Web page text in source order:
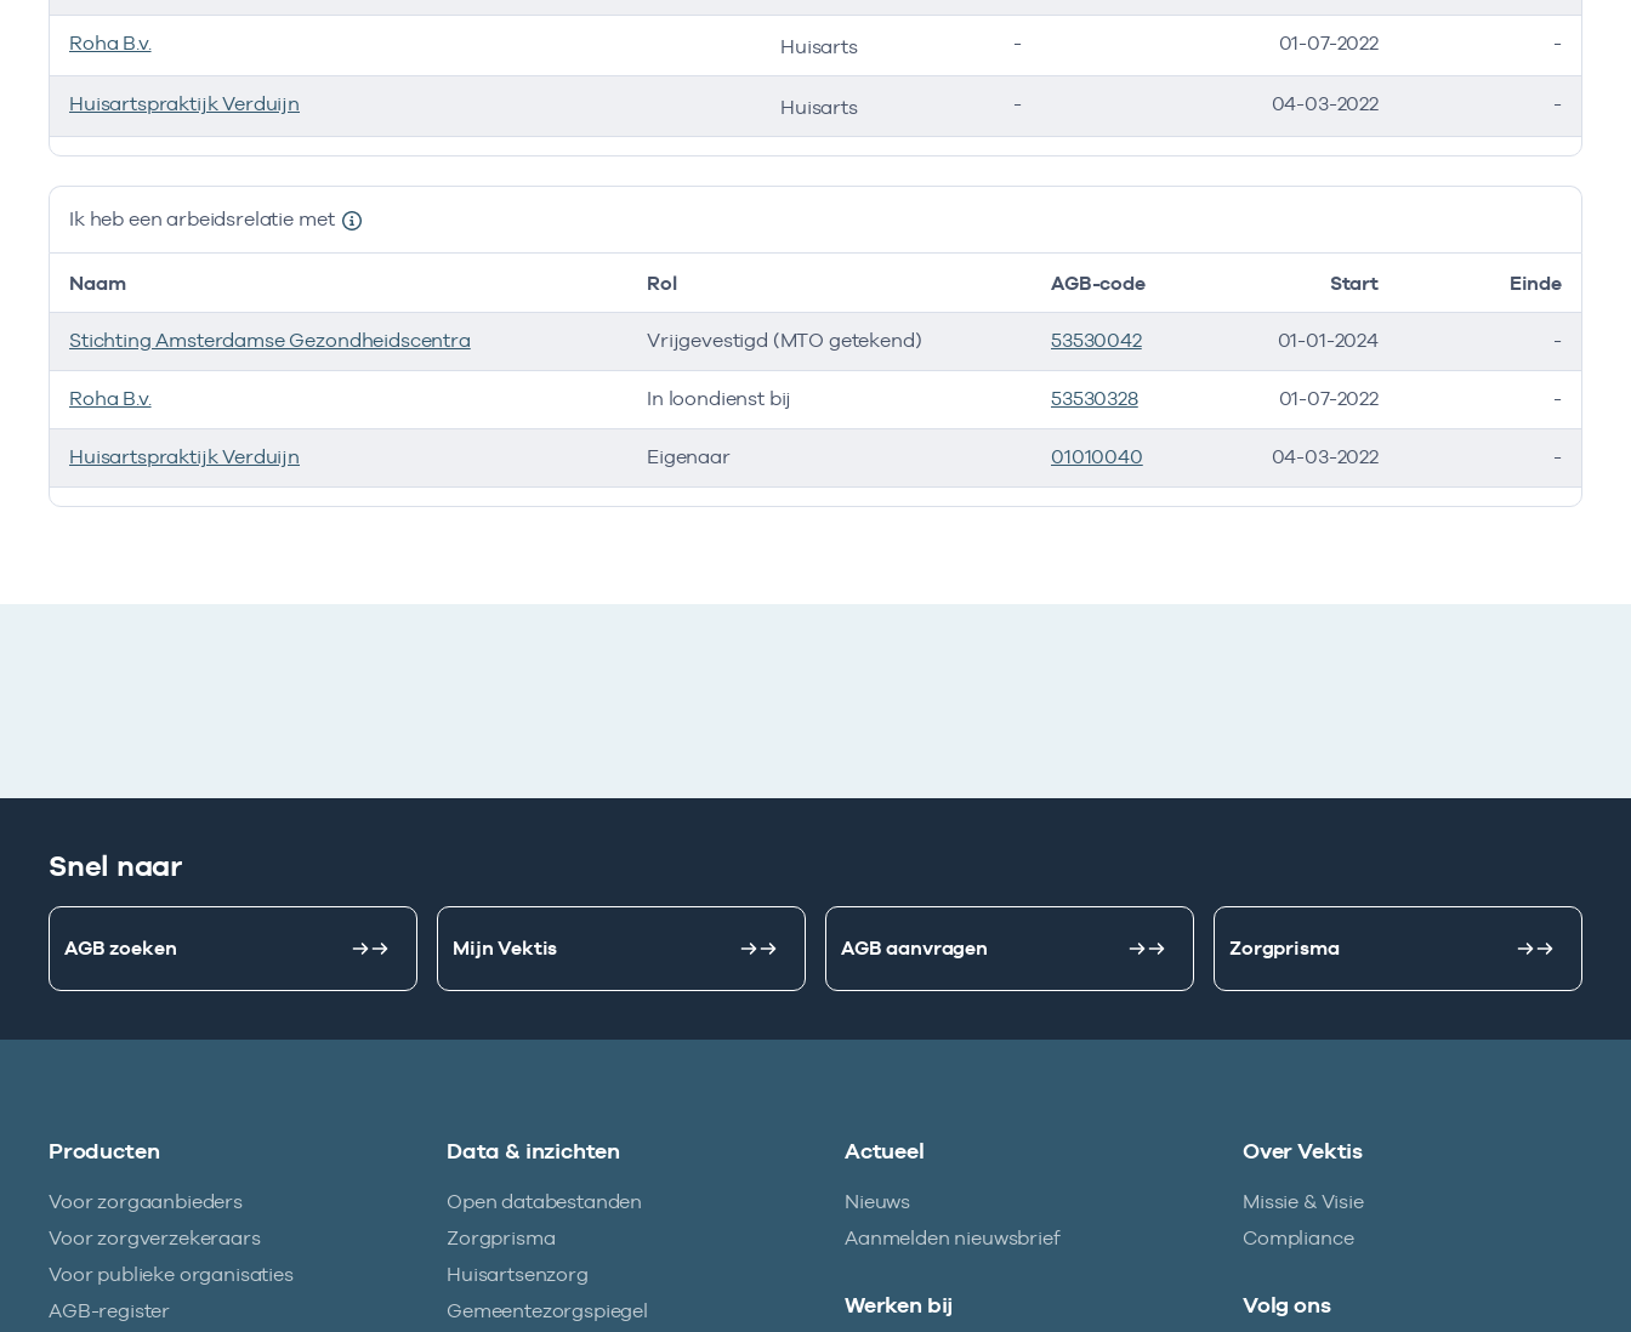
Ik ben werkzaam bij de volgende vestigingen
Roha B.v. Huisarts - 01-07-2022 -
Huisartspraktijk Verduijn Huisarts - 04-03-2022 -
Ik heb een arbeidsrelatie met
Ik heb een arbeidsrelatie met
Naam Rol AGB-code Start Einde
Stichting Amsterdamse Gezondheidscentra Vrijgevestigd (MTO getekend) 53530042 01-01-2024 -
Roha B.v. In loondienst bij 53530328 01-07-2022 -
Huisartspraktijk Verduijn Eigenaar 01010040 04-03-2022 -
Snel naar
AGB zoeken Mijn Vektis AGB aanvragen Zorgprisma
Producten
Voor zorgaanbieders
Voor zorgverzekeraars
Voor publieke organisaties
AGB-register
Data & inzichten
Open databestanden
Zorgprisma
Huisartsenzorg
Gemeentezorgspiegel
Actueel
Nieuws
Aanmelden nieuwsbrief
Over Vektis
Missie & Visie
Compliance
Werken bij Volg ons